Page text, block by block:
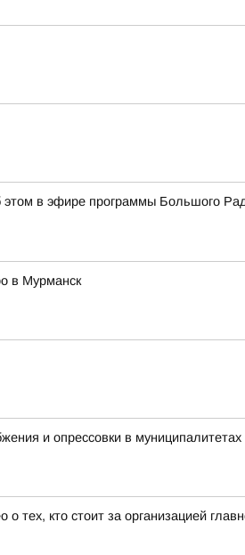
в эфире программы Большого
в Мурманск
и опрессовки в муниципалитетах
тех, кто стоит за организацией